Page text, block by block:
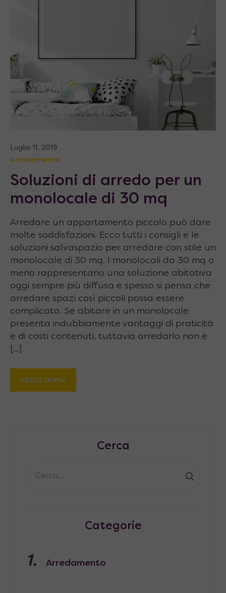
Luglio 11, 2019
Arredamento
Soluzioni di arredo per un
monolocale di 30 mq
Arredare un appartamento piccolo può dare
molte soddisfazioni. Ecco tutti i consigli e le
soluzioni salvaspazio per arredare con stile un
monolocale di 30 mq. I monolocali da 30 mq o
meno rappresentano una soluzione abitativa
oggi sempre più diffusa e spesso si pensa che
arredare spazi così piccoli possa essere
complicato. Se abitare in un monolocale
presenta indubbiamente vantaggi di praticità
e di costi contenuti, tuttavia arredarlo non è
[...]
LEGGI DI PIÙ
Cerca
Categorie
Arredamento